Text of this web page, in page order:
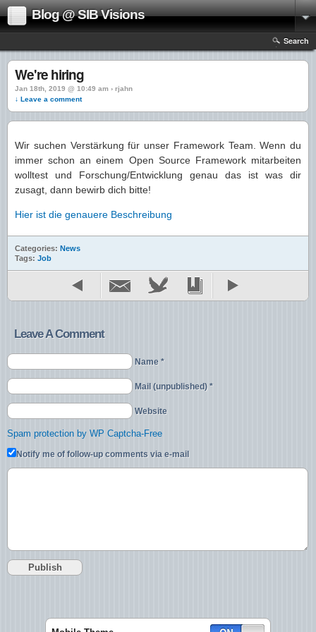
Blog @ SIB Visions
Search
We're hiring
Jan 18th, 2019 @ 10:49 am › rjahn
↓ Leave a comment
Wir suchen Verstärkung für unser Framework Team. Wenn du
immer schon an einem Open Source Framework mitarbeiten
wolltest und Forschung/Entwicklung genau das ist was dir
zusagt, dann bewirb dich bitte!
Hier ist die genauere Beschreibung
Categories: News
Tags: Job
Leave A Comment
Name *
Mail (unpublished) *
Website
Spam protection by WP Captcha-Free
Notify me of follow-up comments via e-mail